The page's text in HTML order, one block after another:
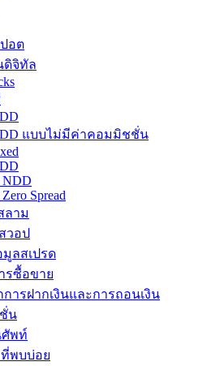
อต
ดิจิทัล
แบบไม่มีค่าคอมมิชชั่น
NDD
Spread
าม
วอป
ลสเปรด
รซื้อขาย
การฝากเงินและการถอนเงิน
น
พท์
พบบ่อย